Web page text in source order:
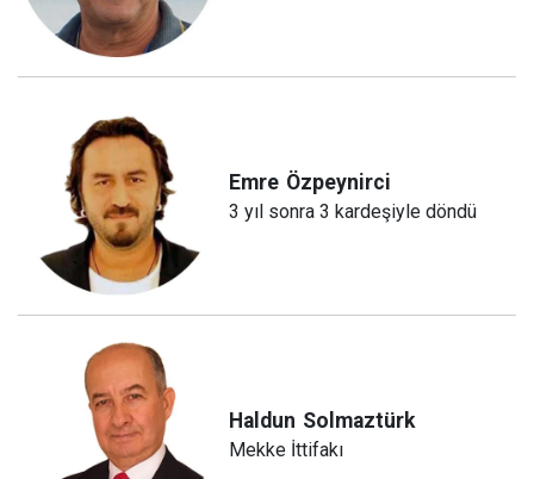
Emre Özpeynirci
3 yıl sonra 3 kardeşiyle döndü
Haldun Solmaztürk
Mekke İttifakı